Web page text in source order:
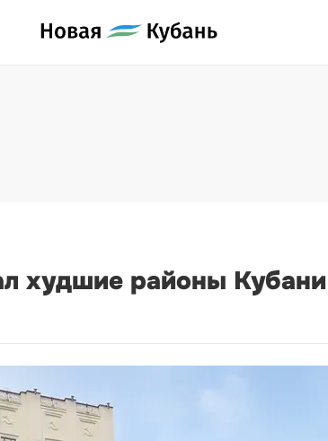
худшие районы